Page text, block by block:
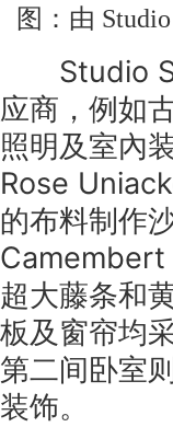
图：由
Studio
应商，例如
照明及室內
Rose
的布料制作
Camembert
超大藤条和
板及窗帘均
第二间卧室
装饰。